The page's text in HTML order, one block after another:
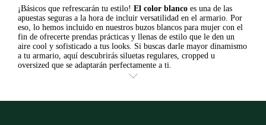
¡Básicos que refrescarán tu estilo! El color blanco es una de las
apuestas seguras a la hora de incluir versatilidad en el armario. Por
eso, lo hemos incluido en nuestros buzos blancos para mujer con el
fin de ofrecerte prendas prácticas y llenas de estilo que le den un
aire cool y sofisticado a tus looks. Si buscas darle mayor dinamismo
a tu armario, aquí descubrirás siluetas regulares, cropped u
oversized que se adaptarán perfectamente a ti.